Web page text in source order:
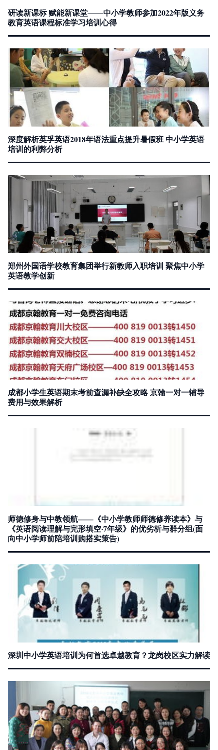
研读新课标 赋能新课堂——中小学教师参加2022年版义务
教育英语课程标准学习培训心得
深度解析英孚英语2018年语法重点提升暑假班 中小学英语
培训的利弊分析
郑州外国语学校教育集团举行新教师入职培训 聚焦中小学
英语教学创新
成都小学生英语期末考前查漏补缺全攻略 京翰一对一辅导
费用与效果解析
师德修身与中教领航——《中小学教师师德修养读本》与
《英语阅读理解与完形填空·7年级》的优劣析与群分组(面
向中小学师前陪培训购搭实策告)
深圳中小学英语培训为何首选卓越教育？龙岗校区实力解读